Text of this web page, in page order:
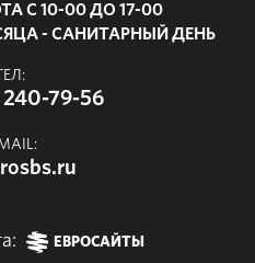
С 10-00 ДО 17-00
- САНИТАРНЫЙ ДЕНЬ
ТЕЛ:
79-56
ЕВРОСАЙТЫ